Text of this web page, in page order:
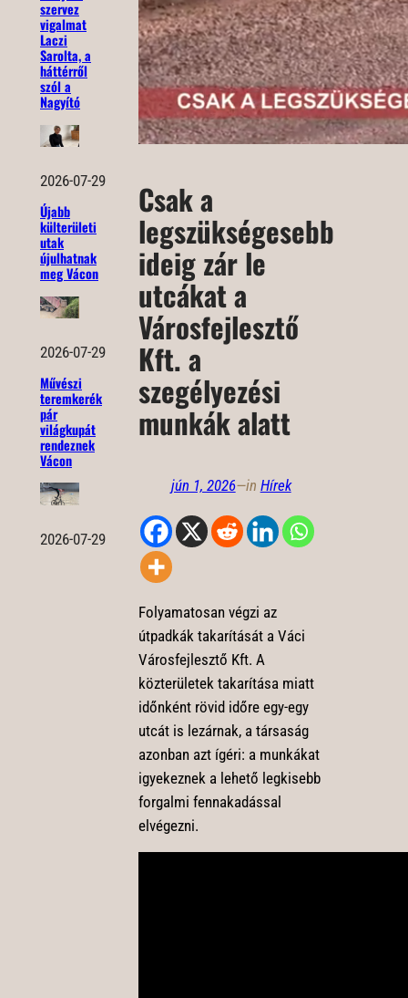
szervez
vigalmat
Laczi
Sarolta, a
háttérről
szól a
Nagyító
2026-07-29
Újabb
külterületi
utak
újulhatnak
meg Vácon
2026-07-29
Művészi
teremkerék
pár
világkupát
rendeznek
Vácon
2026-07-29
Csak a
legszükségesebb
ideig zár le
utcákat a
Városfejlesztő
Kft. a
szegélyezési
munkák alatt
jún 1, 2026—in Hírek
Folyamatosan végzi az
útpadkák takarítását a Váci
Városfejlesztő Kft. A
közterületek takarítása miatt
időnként rövid időre egy-egy
utcát is lezárnak, a társaság
azonban azt ígéri: a munkákat
igyekeznek a lehető legkisebb
forgalmi fennakadással
elvégezni.